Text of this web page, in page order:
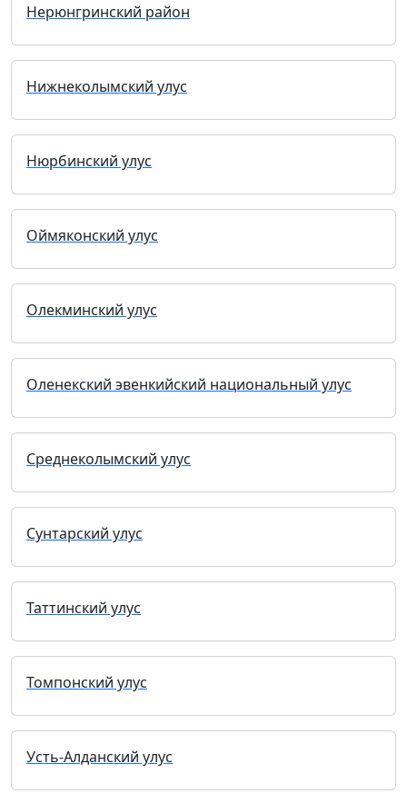
Нерюнгринский район
Нижнеколымский улус
Нюрбинский улус
Оймяконский улус
Олекминский улус
Оленекский эвенкийский национальный улус
Среднеколымский улус
Сунтарский улус
Таттинский улус
Томпонский улус
Усть-Алданский улус